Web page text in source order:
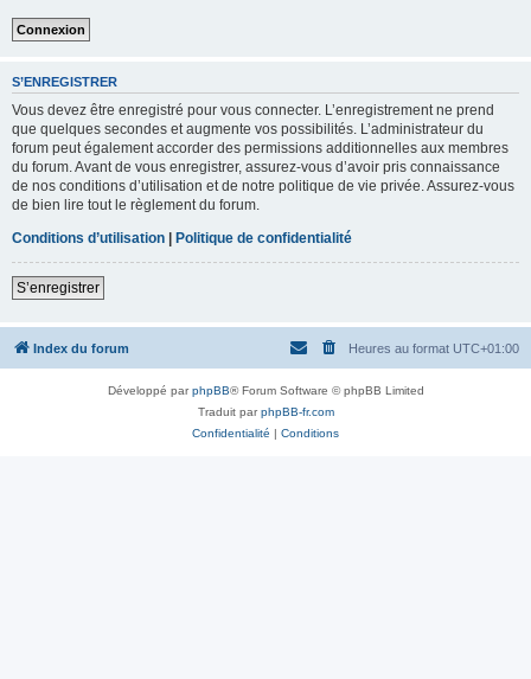
S’ENREGISTRER
Vous devez être enregistré pour vous connecter. L’enregistrement ne prend
que quelques secondes et augmente vos possibilités. L’administrateur du
forum peut également accorder des permissions additionnelles aux membres
du forum. Avant de vous enregistrer, assurez-vous d’avoir pris connaissance
de nos conditions d’utilisation et de notre politique de vie privée. Assurez-vous
de bien lire tout le règlement du forum.
Conditions d’utilisation | Politique de confidentialité
S’enregistrer
Index du forum Heures au format UTC+01:00
Développé parphpBB® Forum Software © phpBB Limited
Traduit parphpBB-fr.com
Confidentialité | Conditions